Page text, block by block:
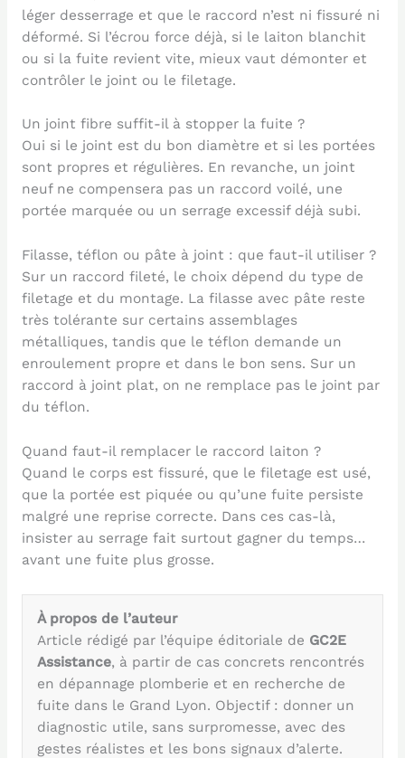
léger desserrage et que le raccord n’est ni fissuré ni
déformé. Si l’écrou force déjà, si le laiton blanchit
ou si la fuite revient vite, mieux vaut démonter et
contrôler le joint ou le filetage.
Un joint fibre suffit-il à stopper la fuite ?
Oui si le joint est du bon diamètre et si les portées
sont propres et régulières. En revanche, un joint
neuf ne compensera pas un raccord voilé, une
portée marquée ou un serrage excessif déjà subi.
Filasse, téflon ou pâte à joint : que faut-il utiliser ?
Sur un raccord fileté, le choix dépend du type de
filetage et du montage. La filasse avec pâte reste
très tolérante sur certains assemblages
métalliques, tandis que le téflon demande un
enroulement propre et dans le bon sens. Sur un
raccord à joint plat, on ne remplace pas le joint par
du téflon.
Quand faut-il remplacer le raccord laiton ?
Quand le corps est fissuré, que le filetage est usé,
que la portée est piquée ou qu’une fuite persiste
malgré une reprise correcte. Dans ces cas-là,
insister au serrage fait surtout gagner du temps…
avant une fuite plus grosse.
À propos de l’auteur
Article rédigé par l’équipe éditoriale de GC2E
Assistance, à partir de cas concrets rencontrés
en dépannage plomberie et en recherche de
fuite dans le Grand Lyon. Objectif : donner un
diagnostic utile, sans surpromesse, avec des
gestes réalistes et les bons signaux d’alerte.